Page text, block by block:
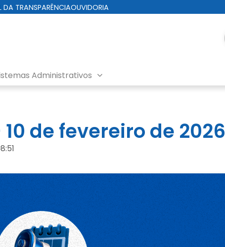
DA TRANSPARÊNCIAOUVIDORIA
Administrativos
de fevereiro de 2026